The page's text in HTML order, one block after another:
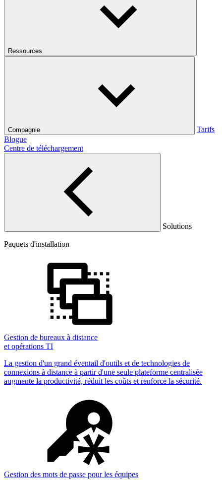
Ressources
Compagnie
Tarifs
Blogue
Centre de téléchargement
Solutions
Paquets d'installation
Gestion de bureaux à distance
et opérations TI
La gestion d'un grand éventail d'outils et de technologies de
connexions à distance à partir d'une seule plateforme centralisée
augmente la productivité, réduit les coûts et renforce la sécurité.
Gestion des mots de passe pour les équipes